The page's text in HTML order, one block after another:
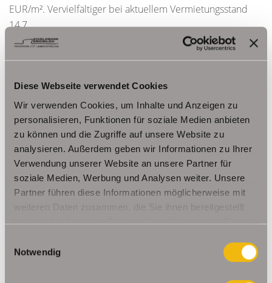
Diese Webseite verwendet Cookies
Wir verwenden Cookies, um Inhalte und Anzeigen zu
personalisieren, Funktionen für soziale Medien anbieten
zu können und die Zugriffe auf unsere Website zu
analysieren. Außerdem geben wir Informationen zu Ihrer
Verwendung unserer Website an unsere Partner für
soziale Medien, Werbung und Analysen weiter. Unsere
Partner führen diese Informationen möglicherweise mit
weiteren Daten zusammen, die Sie ihnen bereitgestellt
haben oder die sie im Rahmen Ihrer Nutzung der Dienste
Notwendig
EUR/m². Vervielfältiger bei aktuellem Vermietungsstand
14,7.
zum Objekt finden Sie auf unserer Homepage
www.schelkmann.de
Ansprechpartner
Frau Beate Schelkmann
Telefon: 004936124036202
Telefax: 004936124026179
Mobil: 00491714769991